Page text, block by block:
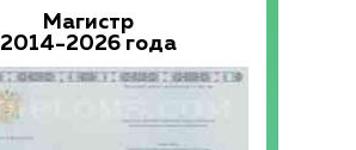
Магистр
2014-2026 года